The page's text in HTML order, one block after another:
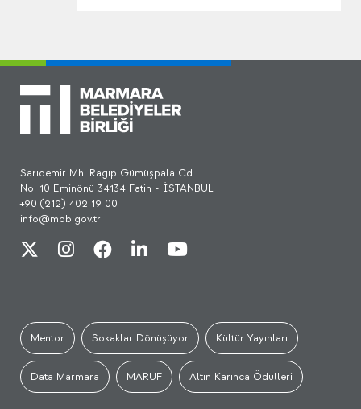
Sarıdemir Mh. Ragıp Gümüşpala Cd.
No: 10 Eminönü 34134 Fatih - İSTANBUL
+90 (212) 402 19 00
info@mbb.gov.tr
Mentor Sokaklar Dönüşüyor Kültür Yayınları
Data Marmara MARUF Altın Karınca Ödülleri